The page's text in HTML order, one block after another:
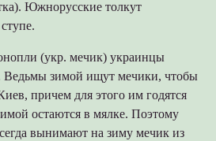
Южнорусские толкут
(укр. мечик) украинцы
Ведьмы зимой ищут мечики, чтобы
причем для этого им годятся
остаются в мялке. Поэтому
вынимают на зиму мечик из